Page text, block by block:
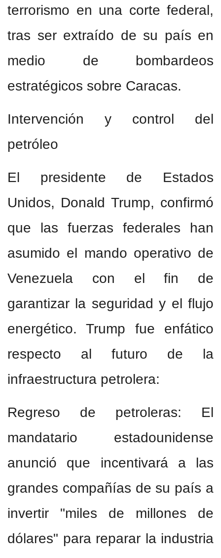
terrorismo en una corte federal,
tras ser extraído de su país en
medio de bombardeos
estratégicos sobre Caracas.
Intervención y control del
petróleo
El presidente de Estados
Unidos, Donald Trump, confirmó
que las fuerzas federales han
asumido el mando operativo de
Venezuela con el fin de
garantizar la seguridad y el flujo
energético. Trump fue enfático
respecto al futuro de la
infraestructura petrolera:
Regreso de petroleras: El
mandatario estadounidense
anunció que incentivará a las
grandes compañías de su país a
invertir "miles de millones de
dólares" para reparar la industria